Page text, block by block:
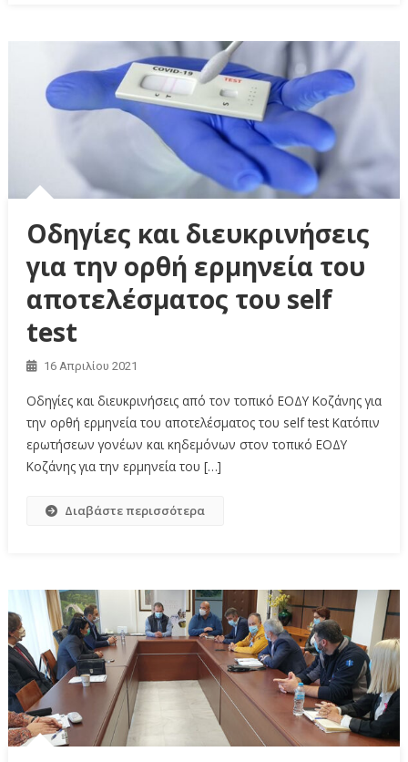
Οδηγίες και διευκρινήσεις
για την ορθή ερμηνεία του
αποτελέσματος του self
test
16 Απριλίου 2021
Οδηγίες και διευκρινήσεις από τον τοπικό ΕΟΔΥ Κοζάνης για
την ορθή ερμηνεία του αποτελέσματος του self test Κατόπιν
ερωτήσεων γονέων και κηδεμόνων στον τοπικό ΕΟΔΥ
Κοζάνης για την ερμηνεία του […]
Διαβάστε περισσότερα